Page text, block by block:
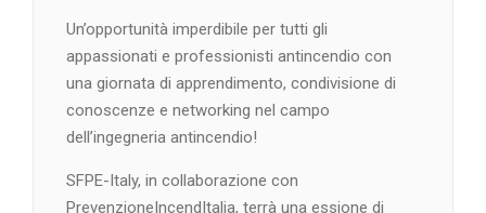
Un’opportunità imperdibile per tutti gli
appassionati e professionisti antincendio con
una giornata di apprendimento, condivisione di
conoscenze e networking nel campo
dell’ingegneria antincendio!
SFPE-Italy, in collaborazione con
PrevenzioneIncendItalia, terrà una essione di